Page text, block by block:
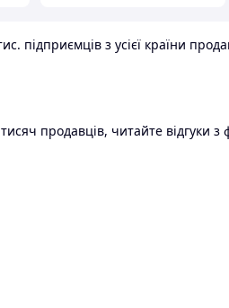
підприємців з усієї країни
продавців, читайте відгуки з